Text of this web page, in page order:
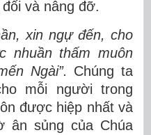
và nâng đỡ.
xin ngự đến, cho
nhuần thấm muôn
Ngài”. Chúng ta
mỗi người trong
được hiệp nhất và
ân sủng của Chúa